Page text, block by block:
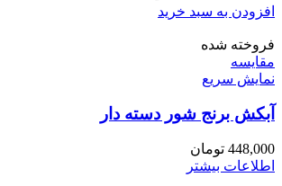
افزودن به سبد خرید
فروخته شده
مقايسه
نمایش سریع
آبکش برنج شور دسته دار
448,000 تومان
اطلاعات بیشتر